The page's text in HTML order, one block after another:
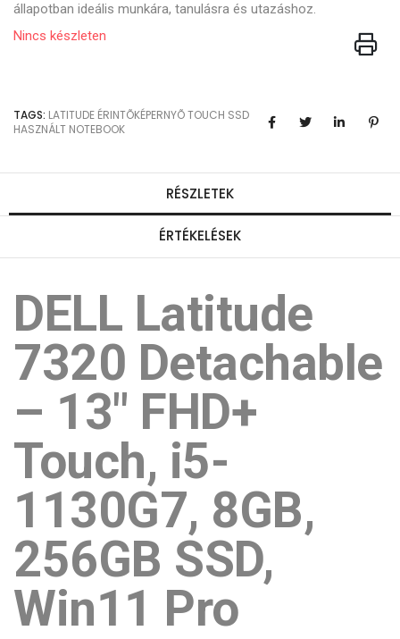
állapotban ideális munkára, tanulásra és utazáshoz.
Nincs készleten
TAGS: LATITUDE ÉRINTÕKÉPERNYÕTOUCH SSD
HASZNÁLT NOTEBOOK
RÉSZLETEK
ÉRTÉKELÉSEK
DELL Latitude
7320 Detachable
– 13" FHD+
Touch, i5-
1130G7, 8GB,
256GB SSD,
Win11 Pro